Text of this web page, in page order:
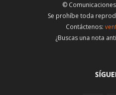
© Comunicaciones
Se prohíbe toda
Contáctenos:
¿Buscas una nota